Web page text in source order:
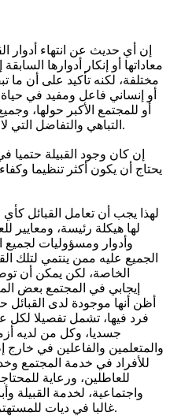
إن أي حديث عن انتهاء أدوار
معاداتها أو إنكار أدوارها
مختلفة، لكنه تأكيد على أن ما
أو إنساني فاعل ومفيد في حياة
أو للمجتمع الأكبر حولها،
التباهي والتفاضل التي لا تقوم على أسس منطقية أو إنسانية.
إن كان وجود القبيلة حتميا
يحتاج أن يكون أكثر تنظيما
لهذا يجب أن تعامل القبائل
لها هيكلة رئيسة، ومعايير
وأدوار ومسؤوليات لجميع
الجميع عليه ممن ينتمي لتلك
الخاصة، لكن يمكن أن
إيجابي في المجتمع بعض
أظن أنها موجودة لدى القبائل
فرد فيها، تشمل تفصيلا لكل
جسديا، وكل من لديه
والمتعلمين والفاعلين في خارج
للأفراد في خدمة المجتمع
للعاطلين، ورعاية
واجتماعية، لخدمة القبيلة
غالبا في ديات للمستهترين أو مناسبات اجتماعية غير مهمة.